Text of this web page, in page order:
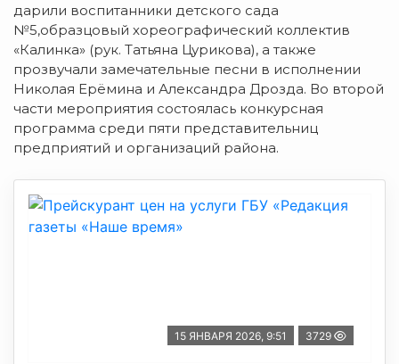
дарили воспитанники детского сада
№5,образцовый хореографический коллектив
«Калинка» (рук. Татьяна Цурикова), а также
прозвучали замечательные песни в исполнении
Николая Ерёмина и Александра Дрозда. Во второй
части мероприятия состоялась конкурсная
программа среди пяти представительниц
предприятий и организаций района.
15 ЯНВАРЯ 2026, 9:51 3729